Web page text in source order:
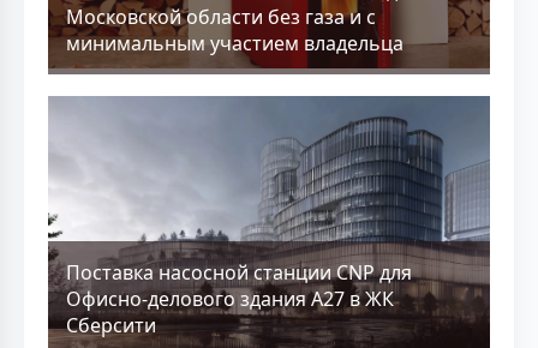
Московской области без газа и с
минимальным участием владельца
Поставка насосной станции CNP для
Офисно-делового здания А27 в ЖК
Сберсити